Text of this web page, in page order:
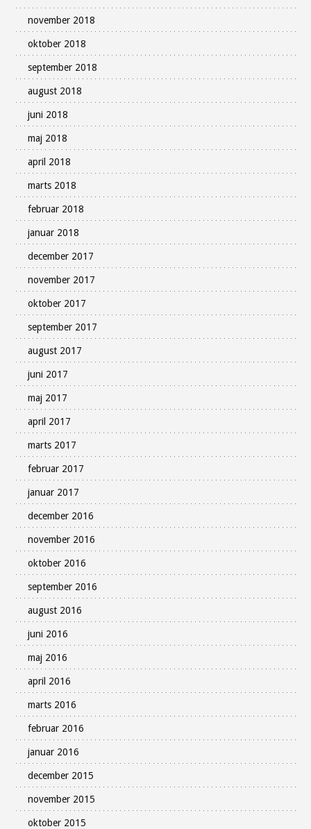
november 2018
oktober 2018
september 2018
august 2018
juni 2018
maj 2018
april 2018
marts 2018
februar 2018
januar 2018
december 2017
november 2017
oktober 2017
september 2017
august 2017
juni 2017
maj 2017
april 2017
marts 2017
februar 2017
januar 2017
december 2016
november 2016
oktober 2016
september 2016
august 2016
juni 2016
maj 2016
april 2016
marts 2016
februar 2016
januar 2016
december 2015
november 2015
oktober 2015